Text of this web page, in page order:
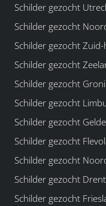
Schilder gezocht
Schilder gezocht
Schilder gezocht
Schilder gezocht
Schilder gezocht
Schilder gezocht
Schilder gezocht
Schilder gezocht
Schilder gezocht
Schilder gezocht
Schilder gezocht